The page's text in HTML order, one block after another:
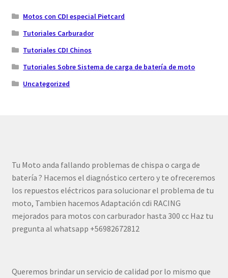
Motos con CDI especial Pietcard
Tutoriales Carburador
Tutoriales CDI Chinos
Tutoriales Sobre Sistema de carga de batería de moto
Uncategorized
Tu Moto anda fallando problemas de chispa o carga de
batería ? Hacemos el diagnóstico certero y te ofreceremos
los repuestos eléctricos para solucionar el problema de tu
moto, Tambien hacemos Adaptación cdi RACING
mejorados para motos con carburador hasta 300 cc Haz tu
pregunta al whatsapp +56982672812
Queremos brindar un servicio de calidad por lo mismo que